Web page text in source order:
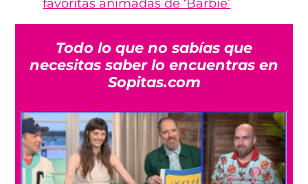
favoritas animadas de ‘Barbie’
Todo lo que no sabías que
necesitas saber lo encuentras en
Sopitas.com